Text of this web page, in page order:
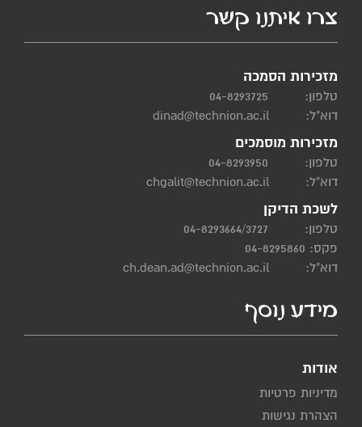
צרו איתנו קשר
מזכירות הסמכה
טלפון:
04-8293725
דוא"ל:
dinad@technion.ac.il
מזכירות מוסמכים
טלפון:
04-8293950
דוא"ל:
chgalit@technion.ac.il
לשכת הדיקן
טלפון:
04-8293664/3727
פקס: 04-8295860
דוא"ל:
ch.dean.ad@technion.ac.il
מידע נוסף
אודות
מדיניות פרטיות
הצהרת נגישות